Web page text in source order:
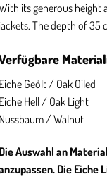
its generous height
The depth of 35
Geölt / Oak Oiled
Hell / Oak Light
/ Walnut
Auswahl an
Die Eiche